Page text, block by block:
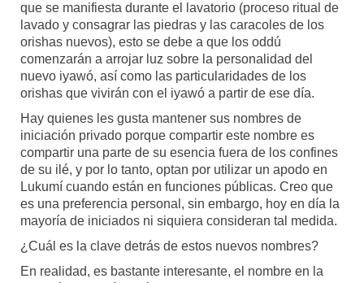
que se manifiesta durante el lavatorio (proceso ritual de
lavado y consagrar las piedras y las caracoles de los
orishas nuevos), esto se debe a que los oddú
comenzarán a arrojar luz sobre la personalidad del
nuevo iyawó, así como las particularidades de los
orishas que vivirán con el iyawó a partir de ese día.
Hay quienes les gusta mantener sus nombres de
iniciación privado porque compartir este nombre es
compartir una parte de su esencia fuera de los confines
de su ilé, y por lo tanto, optan por utilizar un apodo en
Lukumí cuando están en funciones públicas. Creo que
es una preferencia personal, sin embargo, hoy en día la
mayoría de iniciados ni siquiera consideran tal medida.
¿Cuál es la clave detrás de estos nuevos nombres?
En realidad, es bastante interesante, el nombre en la